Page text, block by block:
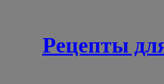
Рецепты